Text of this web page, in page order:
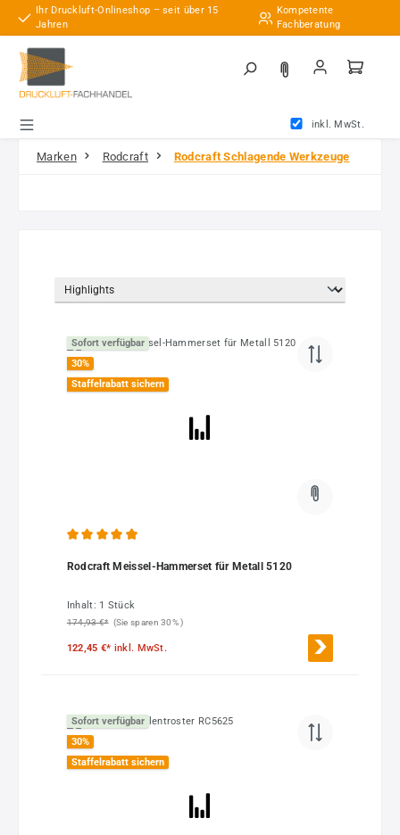
Zum Hauptinhalt springen
Ihr Druckluft-Onlineshop – seit über 15
Jahren
Kompetente
Fachberatung
inkl. MwSt.
Marken Rodcraft Rodcraft Schlagende Werkzeuge
Sofort verfügbar
30%
Staffelrabatt sichern
Rodcraft Meissel-Hammerset für Metall 5120
Inhalt: 1 Stück
174,93 €* (Sie sparen 30% )
122,45 €* inkl. MwSt.
Sofort verfügbar
30%
Staffelrabatt sichern